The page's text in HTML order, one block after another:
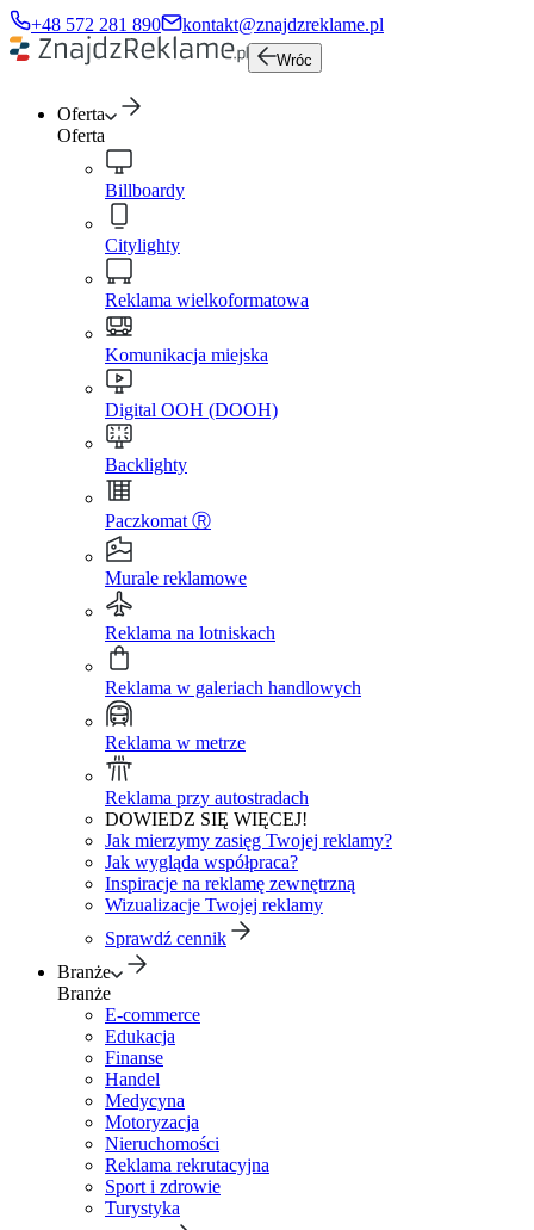
+48 572 281 890 kontakt@znajdzreklame.pl
Wróc
Oferta
Oferta
Billboardy
Citylighty
Reklama wielkoformatowa
Komunikacja miejska
Digital OOH (DOOH)
Backlighty
Paczkomat Ⓡ
Murale reklamowe
Reklama na lotniskach
Reklama w galeriach handlowych
Reklama w metrze
Reklama przy autostradach
DOWIEDZ SIĘ WIĘCEJ!
Jak mierzymy zasięg Twojej reklamy?
Jak wygląda współpraca?
Inspiracje na reklamę zewnętrzną
Wizualizacje Twojej reklamy
Sprawdź cennik
Branże
Branże
E-commerce
Edukacja
Finanse
Handel
Medycyna
Motoryzacja
Nieruchomości
Reklama rekrutacyjna
Sport i zdrowie
Turystyka